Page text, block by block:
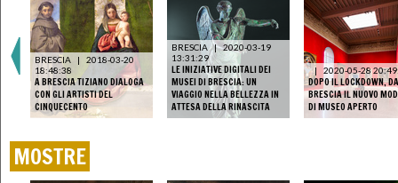
BRESCIA |
2018-03-20
18:48:38
A BRESCIA TIZIANO DIALOGA
CON GLI ARTISTI DEL
CINQUECENTO
BRESCIA | 2020-03-19
13:31:29
LE INIZIATIVE DIGITALI DEI
MUSEI DI BRESCIA: UN
VIAGGIO NELLA BELLEZZA IN
ATTESA DELLA RINASCITA
| 2020-05-28
DOPO IL LOCKDOWN, DA
BRESCIA IL NUOVO
DI MUSEO APERTO
MOSTRE